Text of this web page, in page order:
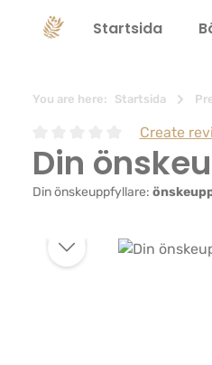
Hoppa till
Startsida
You are here: Startsida
Genomsnittligt betyg på 0
Create
Din
Din önskeuppfyllare:
Hoppa över bildgalleri